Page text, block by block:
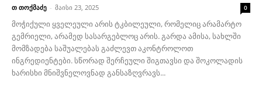
თ თოქმაძე - მაისი 23, 2025 0
მოჭიქული ყველეული არის ტკბილეული, რომელიც არამარტო
გემრიელი, არამედ სასარგებლოც არის. გარდა ამისა, სახლში
მომზადება საშუალებას გაძლევთ აკონტროლოთ
ინგრედიენტები. სწორად შერჩეული შიგთავსი და შოკოლადის
ხარისხი მნიშვნელოვნად განსაზღვრავს...